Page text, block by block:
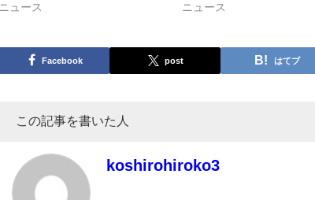
ニュース
ニュース
Facebook post はてブ
この記事を書いた人
koshirohiroko3